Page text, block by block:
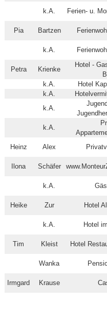
k.A. Ferien- u.
Pia Bartzen
k.A.
Petra Krienke
Hotel -
k.A.
Hotel
k.A.
k.A.
k.A.
Heinz Alex
Ilona Schäfer
k.A.
Heike Zur Hotel
k.A. Hotel
Tim Kleist Hotel
Wanka
Irmgard Krause